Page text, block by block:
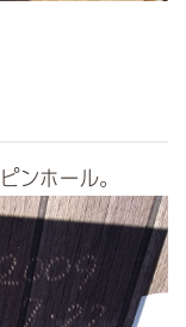
ピンホール。